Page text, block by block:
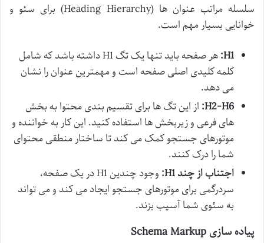
سلسله مراتب عنوان ها (Heading Hierarchy) برای سئو و
خوانایی بسیار مهم است.
H1:
هر صفحه باید تنها یک تگ H1 داشته باشد که شامل
کلمه کلیدی اصلی صفحه است و مهمترین عنوان را نشان
می دهد.
H2-H6: از این تگ ها برای تقسیم بندی محتوا به بخش
های فرعی و زیربخش ها استفاده کنید. این کار به خواننده و
موتورهای جستجو کمک می کند تا ساختار منطقی محتوای
شما را درک کنند.
اجتناب از چند H1:
وجود چندین H1 در یک صفحه،
سردرگمی برای موتورهای جستجو ایجاد می کند و می تواند
به سئوی شما آسیب بزند.
پیاده سازی Schema Markup